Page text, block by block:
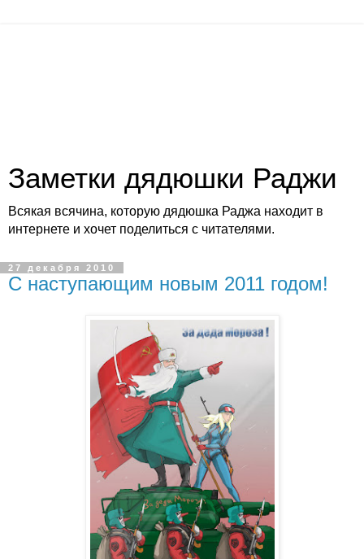
Заметки дядюшки Раджи
Всякая всячина, которую дядюшка Раджа находит в
интернете и хочет поделиться с читателями.
27 декабря 2010
С наступающим новым 2011 годом!